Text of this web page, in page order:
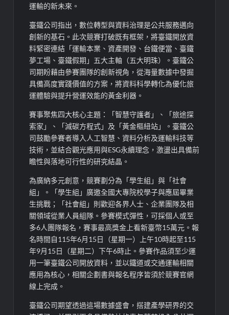
運輸的新未來。
臺鐵公司指出，數位轉型與資料治理是公共服務邁向
創新的基石。此次競賽打破既有框架，將臺鐵開放資
料緊密連結「運輸本業、資產開發、台鐵便當、臺鐵
夢工場、臺鐵假期」五大主軸（五大明珠）。臺鐵公
司期盼藉由參賽團隊的創新視角，從海量數據中發掘
具備高度實踐價值的方案，將資料科學轉化為優化旅
運體驗與提升營運效能的黃金利器。
賽事聚焦四大核心主題：「智慧守護者」、「旅途探
索家」、「減碳方程式」及「黃金樞紐站」。臺鐵公
司鼓勵參賽者導入人工智慧、資料分析及運輸科技等
技術，並結合觀光應用與ESG永續理念，激盪出具備前
瞻性與落地可行性的研究結晶。
為廣納多元創意，競賽劃分為「學生組」與「社會
組」。「學生組」廣邀全國大專院校學子與應屆畢業
生挑戰；「社會組」則歡迎各界人士、企業團隊及相
關領域從業人員組隊。參賽模式彈性，可採個人或至
多6人團隊報名，賽事最高獎金上看新臺幣15萬元。報
名時間自115年6月15日（星期一）上午10時起至115
年9月15日（星期二）下午6時止。參賽作品須至少運
用一筆臺鐵公司開放資料，並以鐵道或交通運輸相關
應用為核心，相關企劃書與報名程序皆須於競賽官網
線上完成。
臺鐵公司期望透過這場數據盛會，搭建產學研界的交